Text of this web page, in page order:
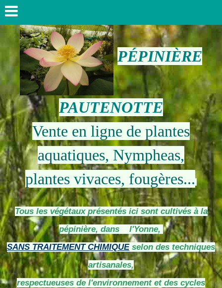
PÉPINIÈRE
PAUTENOTTE
Vente en ligne de plantes
aquatiques, Nympheas,
plantes vivaces, fougères...
Tous les végétaux présentés ici sont cultivés à la
pépinière, dans l'Yonne,
SANS TRAITEMENT CHIMIQUE selon des techniques
artisanales,
respectueuses de l'environnement et des cycles